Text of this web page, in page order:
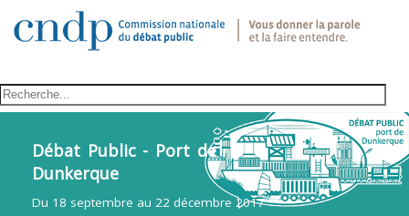
Débat Public - Port de
Dunkerque
Du 18 septembre au 22 décembre 2017